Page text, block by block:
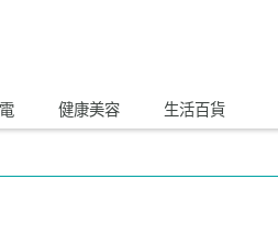
健康美容 生活百貨